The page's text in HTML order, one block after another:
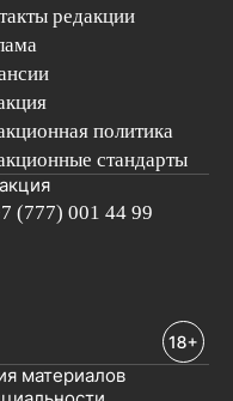
редакции
политика
стандарты
(777) 001 44 99
материалов